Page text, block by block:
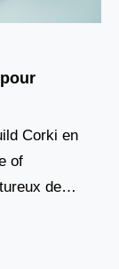
Corki en
of
des